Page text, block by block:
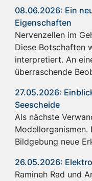
08.06.2026: Ein
Eigenschaften
Nervenzellen im
Diese Botschaften
interpretiert. An
überraschende
27.05.2026:
Seescheide
Als nächste
Modellorganismen.
Bildgebung neue
26.05.2026:
Ramineh Rad und